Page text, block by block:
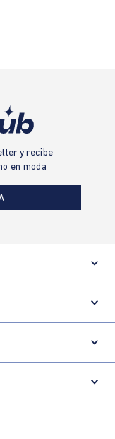
y recibe
en moda